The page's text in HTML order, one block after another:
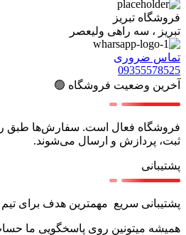
فروشگاه تبریز
تبریز ، سه راهی ولیعصر
تماس ضروری
09355578525
آخرین وضعیت فروشگاه 🟢
فروشگاه فعال است. سفارش‌ها طبق
ثبت، پردازش و ارسال می‌شوند.
پشتیبانی
پشتیبانی سریع مهمترین هدف برای
همیشه میتونین روی پاسخگویی ما